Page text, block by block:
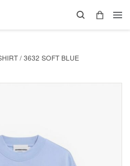
/ 3632 SOFT BLUE